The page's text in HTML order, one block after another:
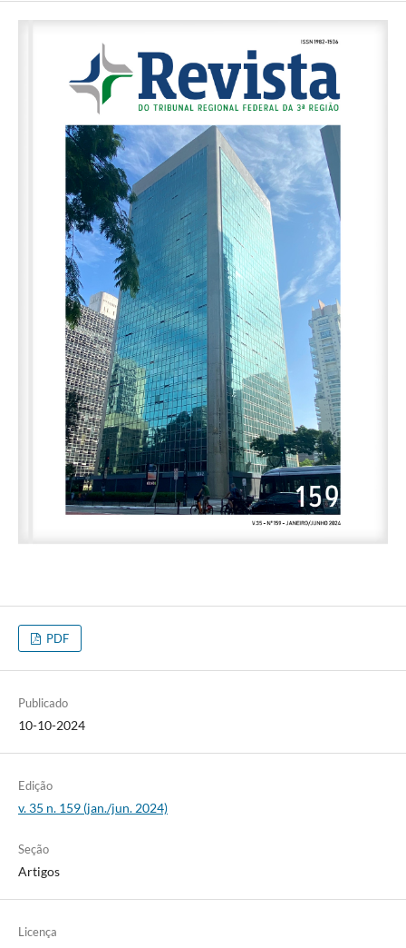
PDF
Publicado
10-10-2024
Edição
v. 35 n. 159 (jan./jun. 2024)
Seção
Artigos
Licença